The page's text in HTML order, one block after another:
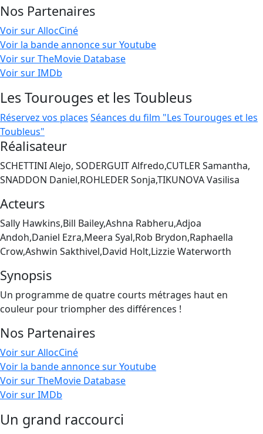
Nos Partenaires
Voir sur AllocCiné
Voir la bande annonce sur Youtube
Voir sur TheMovie Database
Voir sur IMDb
Les Tourouges et les Toubleus
Réservez vos places Séances du film "Les Tourouges et les
Toubleus"
Réalisateur
SCHETTINI Alejo, SODERGUIT Alfredo,CUTLER Samantha,
SNADDON Daniel,ROHLEDER Sonja,TIKUNOVA Vasilisa
Acteurs
Sally Hawkins,Bill Bailey,Ashna Rabheru,Adjoa
Andoh,Daniel Ezra,Meera Syal,Rob Brydon,Raphaella
Crow,Ashwin Sakthivel,David Holt,Lizzie Waterworth
Synopsis
Un programme de quatre courts métrages haut en
couleur pour triompher des différences !
Nos Partenaires
Voir sur AllocCiné
Voir la bande annonce sur Youtube
Voir sur TheMovie Database
Voir sur IMDb
Un grand raccourci